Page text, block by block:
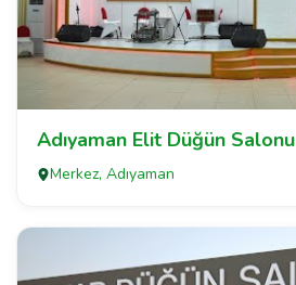
Adıyaman Elit Düğün Salonu
Merkez, Adıyaman